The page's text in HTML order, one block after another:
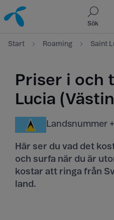
Till innehåll
Till sök
Sök
Start Roaming Saint
Priser i och
Lucia
Landsnummer
Här ser du vad det
och surfa när du är
kostar att ringa från
land.